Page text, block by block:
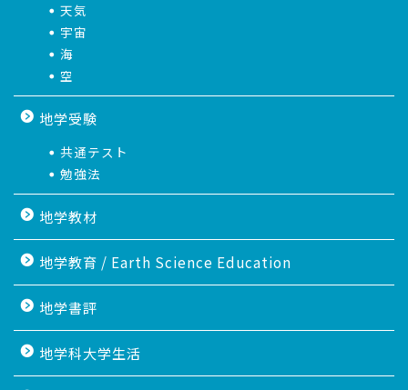
天気
宇宙
海
空
地学受験
共通テスト
勉強法
地学教材
地学教育 / Earth Science Education
地学書評
地学科大学生活